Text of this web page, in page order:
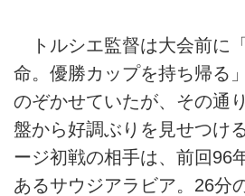
トルシエ監督は大会前に
命。優勝カップを持ち帰る
のぞかせていたが、その通
盤から好調ぶりを見せつけ
ージ初戦の相手は、前回96
あるサウジアラビア。26分